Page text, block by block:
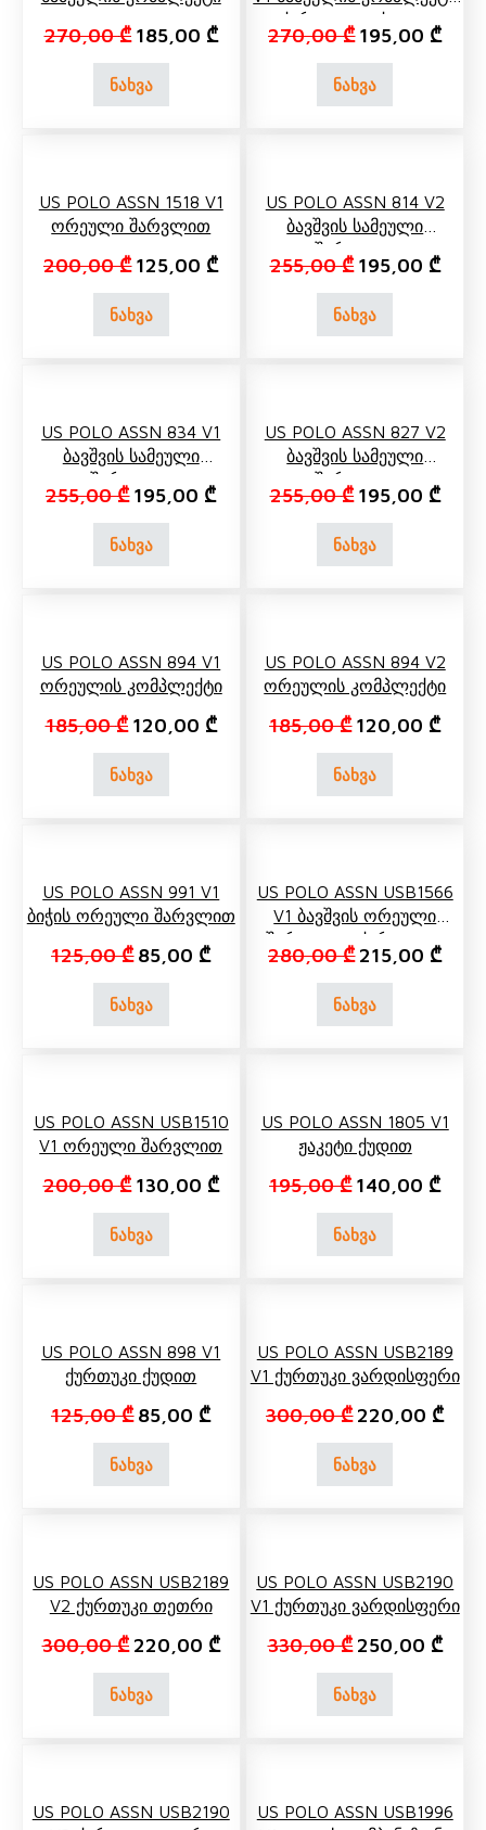
270,00₾ Original price was: 270,00 ₾.
185,00 ₾Current price is: 185,00 ₾.
ნახვა
Ქურთუკით, Ქუდით
270,00₾ Original price
195,00 ₾
ნახვა
US POLO ASSN 1518 V1
Ორეული Შარვლით
200,00₾ Original price was: 200,00 ₾.
125,00 ₾Current price is: 125,00 ₾.
ნახვა
US POLO ASSN 814 V2
Ბავშვის Სამეული
Შარვლით
255,00₾ Original price
195,00 ₾
ნახვა
US POLO ASSN 834 V1
Ბავშვის Სამეული
Შარვლით
255,00₾ Original price was: 255,00 ₾.
195,00 ₾Current price is: 195,00 ₾.
ნახვა
US POLO ASSN 827 V2
Ბავშვის Სამეული
Შარვლით
255,00₾ Original price
195,00 ₾
ნახვა
US POLO ASSN 894 V1
Ორეულის Კომპლექტი
185,00₾ Original price was: 185,00 ₾.
120,00 ₾Current price is: 120,00 ₾.
ნახვა
US POLO ASSN 894 V2
Ორეულის Კომპლექტი
185,00₾ Original price
120,00 ₾
ნახვა
US POLO ASSN 991 V1
Ბიჭის Ორეული Შარვლით
125,00₾ Original price was: 125,00 ₾.
85,00 ₾Current price is: 85,00 ₾.
ნახვა
US POLO ASSN USB1566
V1 Ბავშვის Ორეული
Შარვლით, Ქურთუკით
280,00₾ Original price
215,00 ₾
ნახვა
US POLO ASSN USB1510
V1 Ორეული Შარვლით
200,00₾ Original price was: 200,00 ₾.
130,00 ₾Current price is: 130,00 ₾.
ნახვა
US POLO ASSN 1805 V1
Ჟაკეტი Ქუდით
195,00₾ Original price
140,00 ₾
ნახვა
US POLO ASSN 898 V1
Ქურთუკი Ქუდით
125,00₾ Original price was: 125,00 ₾.
85,00 ₾Current price is: 85,00 ₾.
ნახვა
US POLO ASSN USB2189
V1 Ქურთუკი Ვარდისფერი
300,00₾ Original price
220,00 ₾
ნახვა
US POLO ASSN USB2189
V2 Ქურთუკი Თეთრი
300,00₾ Original price was: 300,00 ₾.
220,00 ₾Current price is: 220,00 ₾.
ნახვა
US POLO ASSN USB2190
V1 Ქურთუკი Ვარდისფერი
330,00₾ Original price
250,00 ₾
ნახვა
US POLO ASSN USB2190
US POLO ASSN USB1996